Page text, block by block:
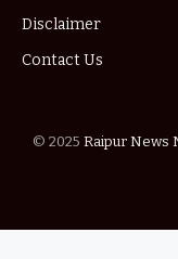
Disclaimer
Contact Us
© 2025 Raipur News